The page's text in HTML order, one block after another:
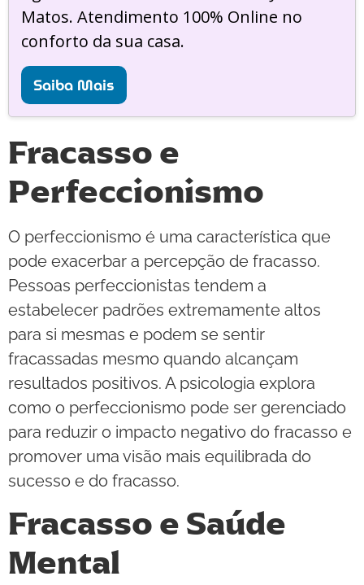
Matos. Atendimento 100% Online no
conforto da sua casa.
Saiba Mais
Fracasso e
Perfeccionismo
O perfeccionismo é uma característica que
pode exacerbar a percepção de fracasso.
Pessoas perfeccionistas tendem a
estabelecer padrões extremamente altos
para si mesmas e podem se sentir
fracassadas mesmo quando alcançam
resultados positivos. A psicologia explora
como o perfeccionismo pode ser gerenciado
para reduzir o impacto negativo do fracasso e
promover uma visão mais equilibrada do
sucesso e do fracasso.
Fracasso e Saúde
Mental